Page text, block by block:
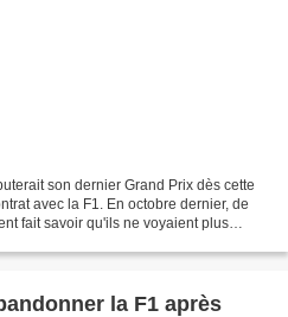
son dernier Grand Prix dès cette
avec la F1. En octobre dernier, de
fait savoir qu'ils ne voyaient plus
la F1 après